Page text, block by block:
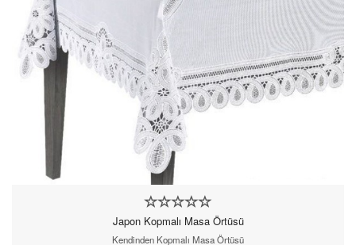
Japon Kopmalı Masa Örtüsü
Kendinden Kopmalı Masa Örtüsü